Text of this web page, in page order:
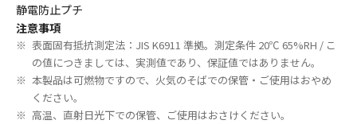
静電防止プチ
注意事項
表面固有抵抗測定法：JIS K6911 準拠。測定条件 20℃ 65%RH / こ
の値につきましては、実測値であり、保証値ではありません。
本製品は可燃物ですので、火気のそばでの保管・ご使用はおやめ
ください。
高温、直射日光下での保管、ご使用はおさけください。